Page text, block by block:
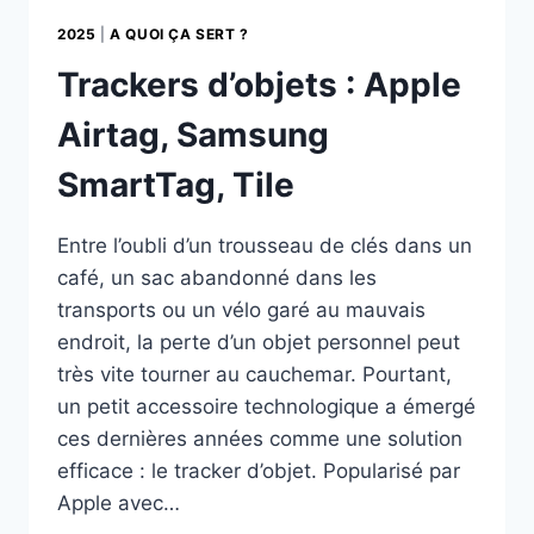
2025 |A QUOI ÇA SERT ?
Trackers d’objets : Apple
Airtag, Samsung
SmartTag, Tile
Entre l’oubli d’un trousseau de clés dans un
café, un sac abandonné dans les
transports ou un vélo garé au mauvais
endroit, la perte d’un objet personnel peut
très vite tourner au cauchemar. Pourtant,
un petit accessoire technologique a émergé
ces dernières années comme une solution
efficace : le tracker d’objet. Popularisé par
Apple avec…